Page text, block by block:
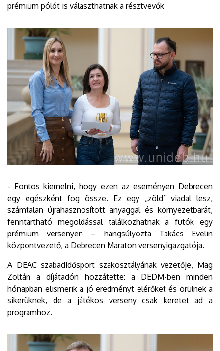
prémium pólót is választhatnak a résztvevők.
- Fontos kiemelni, hogy ezen az eseményen Debrecen
egy egészként fog össze. Ez egy „zöld” viadal lesz,
számtalan újrahasznosított anyaggal és környezetbarát,
fenntartható megoldással találkozhatnak a futók egy
prémium versenyen – hangsúlyozta Takács Evelin
központvezető, a Debrecen Maraton versenyigazgatója.
A DEAC szabadidősport szakosztályának vezetője, Mag
Zoltán a díjátadón hozzátette: a DEDM-ben minden
hónapban elismerik a jó eredményt elérőket és örülnek a
sikerüknek, de a játékos verseny csak keretet ad a
programhoz.